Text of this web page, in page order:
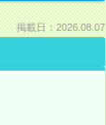
掲載日：2026.08.07